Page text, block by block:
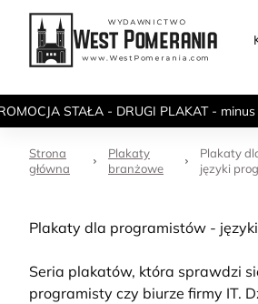
STAŁA - DRUGI PLAKAT -
Strona
główna
Plakaty
branżowe
Plakaty
języki
Plakaty dla programistów -
Seria plakatów, która sprawdzi
programisty czy biurze firmy IT.